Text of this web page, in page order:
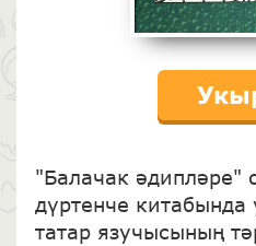
"Балачак әдипләре"
дүртенче китабында
татар язучысының